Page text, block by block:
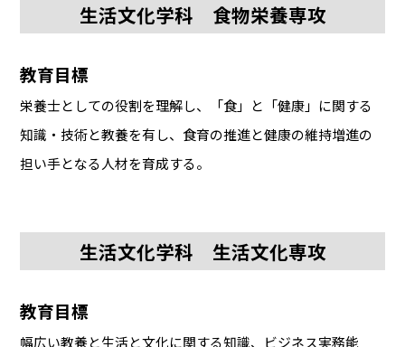
生活文化学科 食物栄養専攻
教育目標
栄養士としての役割を理解し、「食」と「健康」に関する
知識・技術と教養を有し、食育の推進と健康の維持増進の
担い手となる人材を育成する。
生活文化学科 生活文化専攻
教育目標
幅広い教養と生活と文化に関する知識、ビジネス実務能